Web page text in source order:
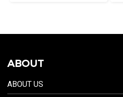
ABOUT
ABOUT US